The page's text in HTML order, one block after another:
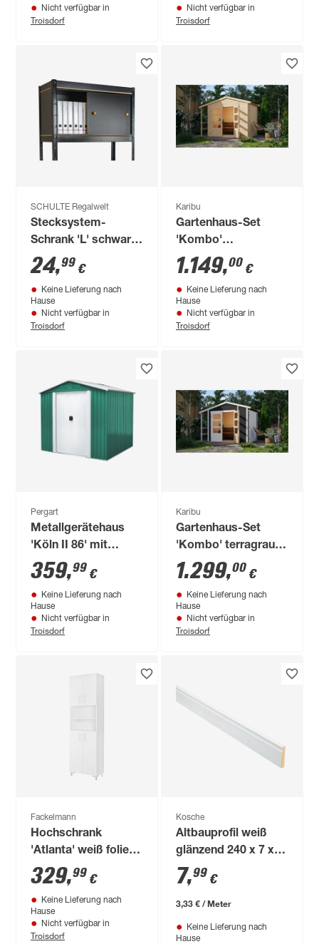
Nicht verfügbar in
Troisdorf
Nicht verfügbar in
Troisdorf
SCHULTE Regalwelt
Stecksystem-
Schrank 'L' schwarz
100 x 44 x 40 cm
24,99 €
Keine Lieferung nach
Hause
Nicht verfügbar in
Troisdorf
Karibu
Gartenhaus-Set
'Kombo'
naturbelassen 303 x
210 x 187 cm mit
Satteldach, Schrank
und Anbaudach
1.149,00 €
Keine Lieferung nach
Hause
Nicht verfügbar in
Troisdorf
Pergart
Metallgerätehaus
'Köln II 86' mit
Schiebetür
tannengrün/weiß
236 x 174 x 206 cm
359,99 €
Keine Lieferung nach
Hause
Nicht verfügbar in
Troisdorf
Karibu
Gartenhaus-Set
'Kombo' terragrau
303 x 210 x 187 cm
mit Satteldach,
Schrank und
Anbaudach
1.299,00 €
Keine Lieferung nach
Hause
Nicht verfügbar in
Troisdorf
Fackelmann
Hochschrank
'Atlanta' weiß foliert
60,5 x 200 x 32,5 cm
329,99 €
Keine Lieferung nach
Hause
Nicht verfügbar in
Troisdorf
Kosche
Altbauprofil weiß
glänzend 240 x 7 x
1,2 cm
7,99 €
3,33 € / Meter
Keine Lieferung nach
Hause